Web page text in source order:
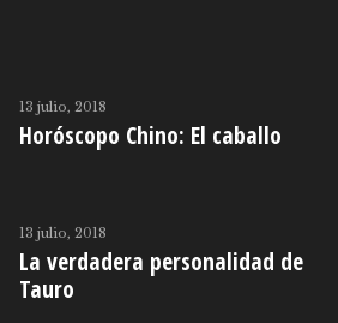
13 julio, 2018
Horóscopo Chino: El caballo
13 julio, 2018
La verdadera personalidad de
Tauro